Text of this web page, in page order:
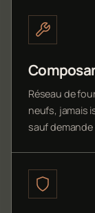
Réseau de
neufs, jamais
sauf